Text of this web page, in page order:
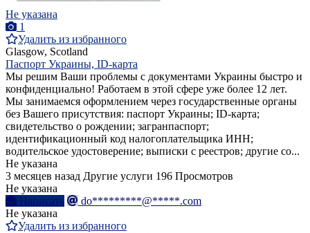
Не указана
1
Удалить из избранного
Glasgow, Scotland
Паспорт Украины, ID-карта
Мы решим Ваши проблемы с документами Украины быстро и
конфиденциально! Работаем в этой сфере уже более 12 лет.
Мы занимаемся оформлением через государственные органы
без Вашего присутствия: паспорт Украины; ID-карта;
свидетельство о рождении; загранпаспорт;
идентификационный код налогоплательщика ИНН;
водительское удостоверение; выписки с реестров; другие со...
Не указана
3 месяцев назад Другие услуги 196 Просмотров
Не указана
Написать
do*********@*****.com
Не указана
Удалить из избранного